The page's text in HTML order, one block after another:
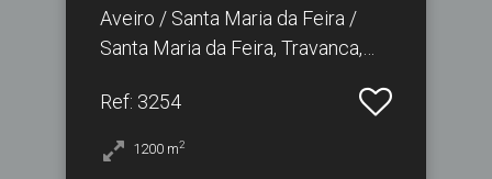
Aveiro / Santa Maria da Feira /
Santa Maria da Feira, Travanca,
Ref: 3254
1200 m2